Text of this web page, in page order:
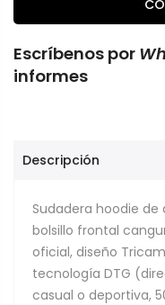
Escríbenos por
informes
Descripción
Sudadera hoodie
bolsillo frontal
oficial, diseño
tecnología DTG
casual o deportiva,